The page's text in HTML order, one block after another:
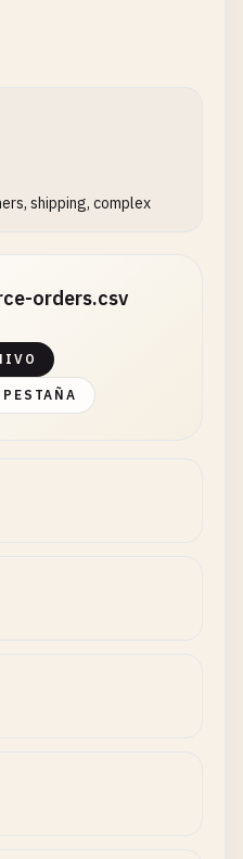
shipping, complex
orders.csv